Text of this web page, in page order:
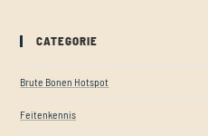
CATEGORIE
Brute Bonen Hotspot
Feitenkennis